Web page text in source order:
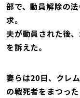
部で、動員解除の
求。
夫が動員された後
を訴えた。
妻らは20日、クレ
の戦死者をまつっ